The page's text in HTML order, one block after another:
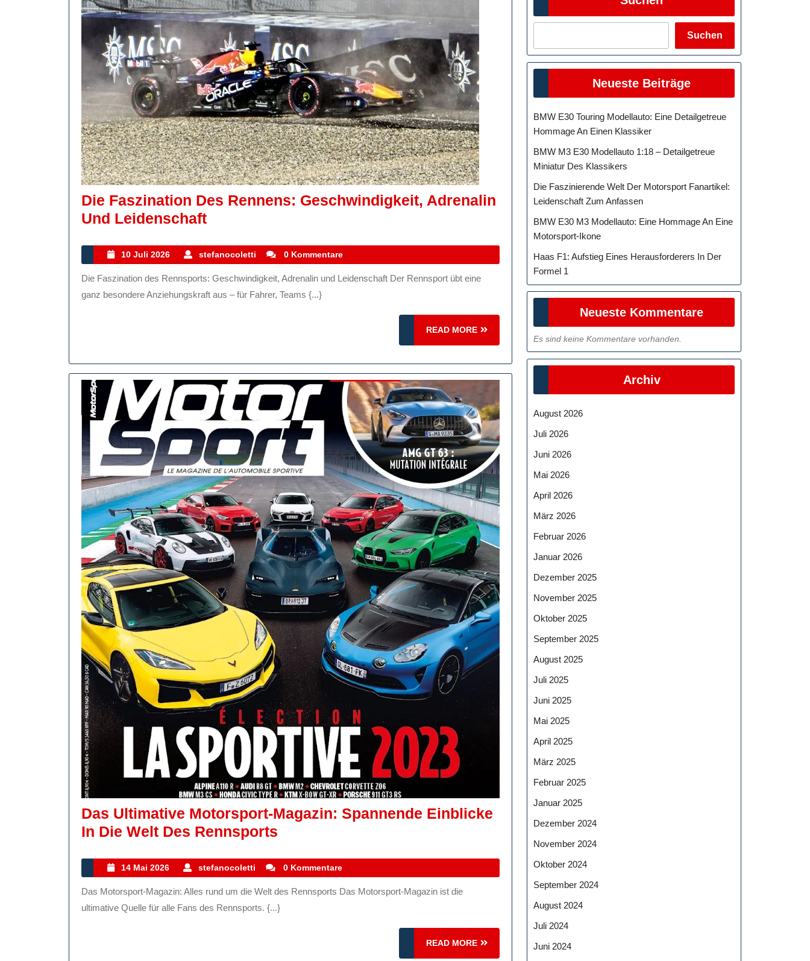
Die Faszination Des Rennens: Geschwindigkeit, Adrenalin
Und LeidenschaftDie
Des
Rennens:
Geschwindigkeit,
10 Juli 2026
10
Juli
2026
stefanocoletti stefanocoletti
0 Kommentare
Die Faszination des Rennsports: Geschwindigkeit, Adrenalin und Leidenschaft Der Rennsport übt eine
ganz besondere Anziehungskraft aus – für Fahrer, Teams {...}
READ MORE
READ
MORE
Das Ultimative Motorsport-Magazin: Spannende Einblicke
In Die Welt Des Rennsports
Motorsport-
Magazin:
Spannende
14 Mai 2026
14
Mai
2026
stefanocoletti stefanocoletti
0 Kommentare
Das Motorsport-Magazin: Alles rund um die Welt des Rennsports Das Motorsport-Magazin ist die
ultimative Quelle für alle Fans des Rennsports. {...}
READ MORE
READ
MORE
Suchen
Neueste Beiträge
BMW E30 Touring Modellauto: Eine Detailgetreue
Hommage An Einen Klassiker
BMW M3 E30 Modellauto 1:18 – Detailgetreue
Miniatur Des Klassikers
Die Faszinierende Welt Der Motorsport Fanartikel:
Leidenschaft Zum Anfassen
BMW E30 M3 Modellauto: Eine Hommage An Eine
Motorsport-Ikone
Haas F1: Aufstieg Eines Herausforderers In Der
Formel 1
Neueste Kommentare
Es sind keine Kommentare vorhanden.
Archiv
August 2026
Juli 2026
Juni 2026
Mai 2026
April 2026
März 2026
Februar 2026
Januar 2026
Dezember 2025
November 2025
Oktober 2025
September 2025
August 2025
Juli 2025
Juni 2025
Mai 2025
April 2025
März 2025
Februar 2025
Januar 2025
Dezember 2024
November 2024
Oktober 2024
September 2024
August 2024
Juli 2024
Juni 2024